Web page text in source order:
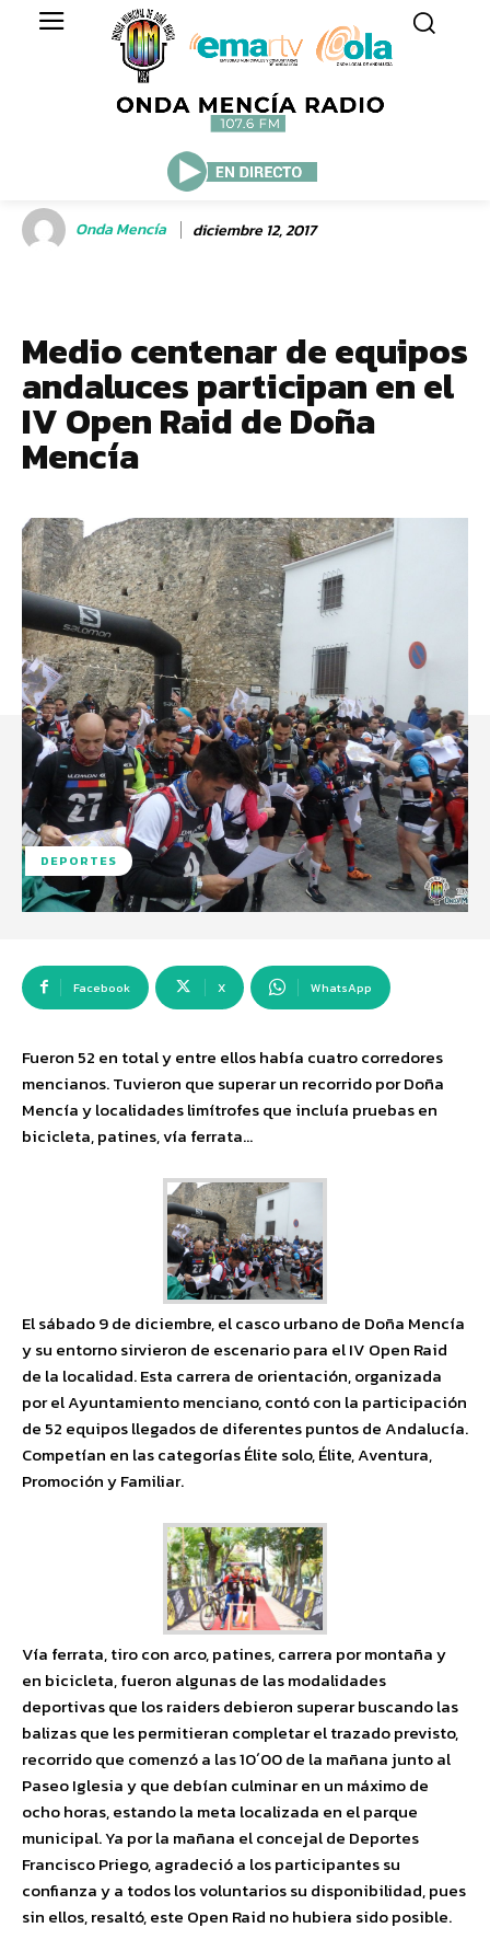
Onda Mencía diciembre 12, 2017
Medio centenar de equipos
andaluces participan en el
IV Open Raid de Doña
Mencía
DEPORTES
Facebook X WhatsApp
Fueron 52 en total y entre ellos había cuatro corredores
mencianos. Tuvieron que superar un recorrido por Doña
Mencía y localidades limítrofes que incluía pruebas en
bicicleta, patines, vía ferrata…
El sábado 9 de diciembre, el casco urbano de Doña Mencía
y su entorno sirvieron de escenario para el IV Open Raid
de la localidad. Esta carrera de orientación, organizada
por el Ayuntamiento menciano, contó con la participación
de 52 equipos llegados de diferentes puntos de Andalucía.
Competían en las categorías Élite solo, Élite, Aventura,
Promoción y Familiar.
Vía ferrata, tiro con arco, patines, carrera por montaña y
en bicicleta, fueron algunas de las modalidades
deportivas que los raiders debieron superar buscando las
balizas que les permitieran completar el trazado previsto,
recorrido que comenzó a las 10´00 de la mañana junto al
Paseo Iglesia y que debían culminar en un máximo de
ocho horas, estando la meta localizada en el parque
municipal. Ya por la mañana el concejal de Deportes
Francisco Priego, agradeció a los participantes su
confianza y a todos los voluntarios su disponibilidad, pues
sin ellos, resaltó, este Open Raid no hubiera sido posible.